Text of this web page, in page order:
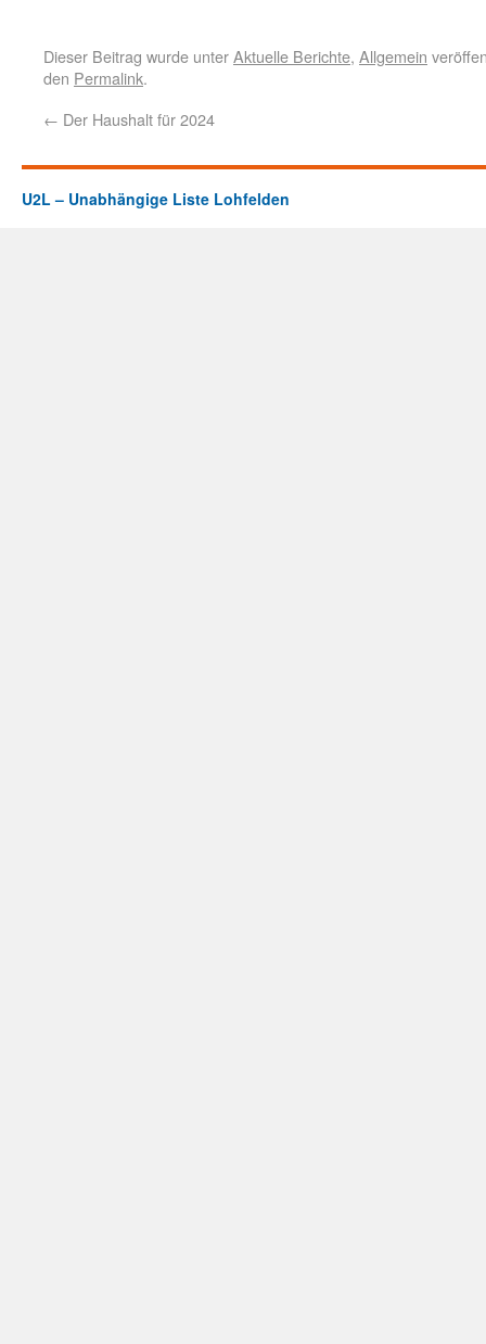
Dieser Beitrag wurde unterAktuelle Berichte, Allgemein
den Permalink.
← Der Haushalt für 2024
U2L – Unabhängige Liste Lohfelden